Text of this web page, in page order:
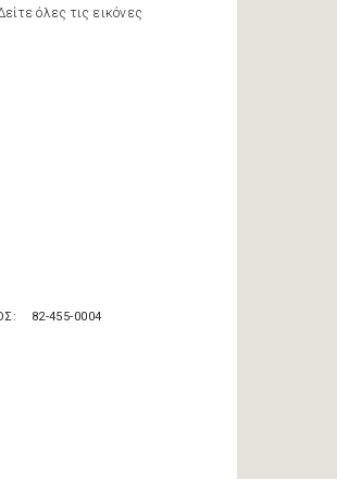
όλες τις εικόνες
82-455-0004